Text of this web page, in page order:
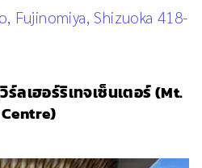
Fujinomiya, Shizuoka 418-
ลเฮอร์ริเทจเซ็นเตอร์ (Mt.